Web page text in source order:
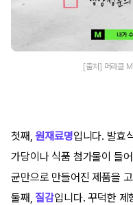
[출처] 머라클
첫째,원재료명입니다. 발효
가당이나 식품 첨가물이 들
균만으로 만들어진 제품을
둘째, 질감입니다. 꾸덕한 제